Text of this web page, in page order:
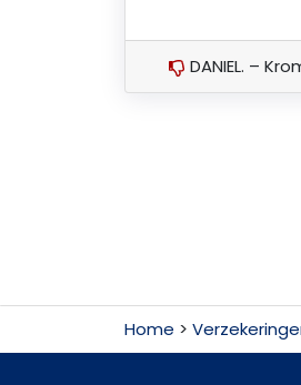
DANIEL. –
Home >